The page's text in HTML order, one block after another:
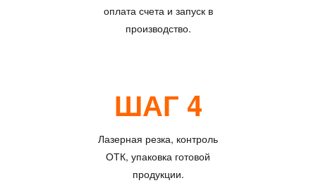
оплата счета и запуск в
производство.
ШАГ 4
Лазерная резка, контроль
ОТК, упаковка готовой
продукции.